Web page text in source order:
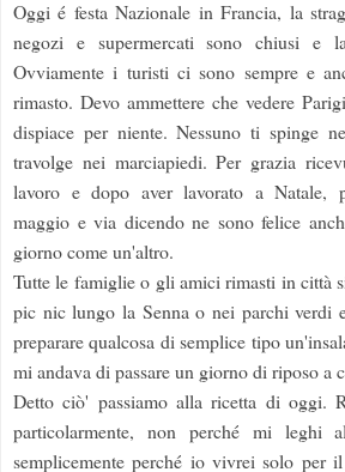
Oggi é festa Nazionale in Francia, la
negozi e supermercati sono chiusi e
Ovviamente i turisti ci sono sempre e
rimasto. Devo ammettere che vedere
dispiace per niente. Nessuno ti spinge
travolge nei marciapiedi. Per grazia
lavoro e dopo aver lavorato a Natale,
maggio e via dicendo ne sono felice
giorno come un'altro.
Tutte le famiglie o gli amici rimasti in città
pic nic lungo la Senna o nei parchi verdi
preparare qualcosa di semplice tipo
mi andava di passare un giorno di riposo a
Detto ciò' passiamo alla ricetta di oggi.
particolarmente, non perché mi leghi
semplicemente perché io vivrei solo per